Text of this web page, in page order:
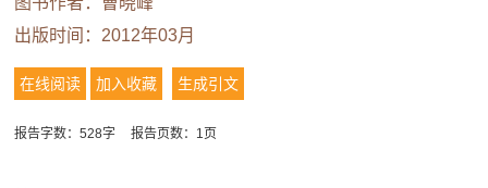
出版时间：2012年03月
在线阅读 加入收藏 生成引文
报告字数：528字 报告页数：1页